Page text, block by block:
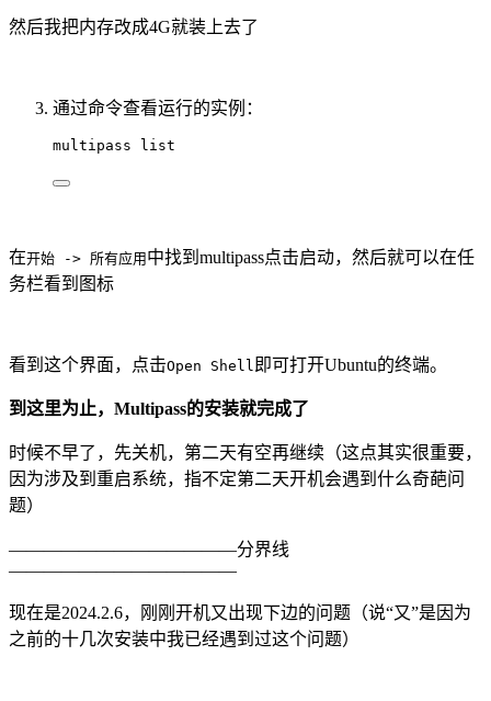
然后我把内存改成4G就装上去了
通过命令查看运行的实例：
multipass list
在开始 -> 所有应用 中找到multipass点击启动，然后就可以在任
务栏看到图标
看到这个界面，点击Open Shell 即可打开Ubuntu的终端。
到这里为止，Multipass的安装就完成了
时候不早了，先关机，第二天有空再继续（这点其实很重要，
因为涉及到重启系统，指不定第二天开机会遇到什么奇葩问
题）
—————————————分界线
—————————————
现在是2024.2.6，刚刚开机又出现下边的问题（说“又”是因为
之前的十几次安装中我已经遇到过这个问题）